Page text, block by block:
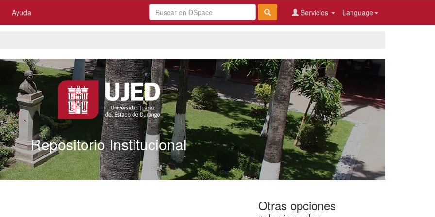
Ayuda Language
Servicios
Repositorio Institucional
Otras opciones